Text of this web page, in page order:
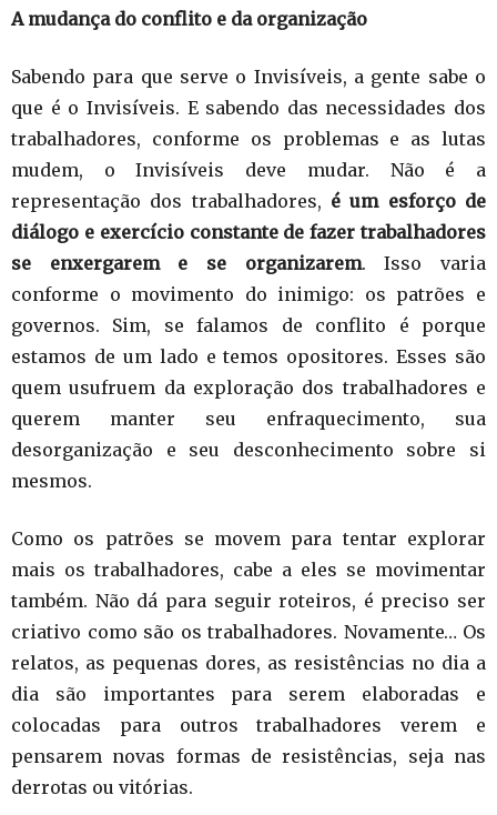
A mudança do conflito e da organização
Sabendo para que serve o Invisíveis, a gente sabe o
que é o Invisíveis. E sabendo das necessidades dos
trabalhadores, conforme os problemas e as lutas
mudem, o Invisíveis deve mudar. Não é a
representação dos trabalhadores, é um esforço de
diálogo e exercício constante de fazer trabalhadores
se enxergarem e se organizarem. Isso varia
conforme o movimento do inimigo: os patrões e
governos. Sim, se falamos de conflito é porque
estamos de um lado e temos opositores. Esses são
quem usufruem da exploração dos trabalhadores e
querem manter seu enfraquecimento, sua
desorganização e seu desconhecimento sobre si
mesmos.
Como os patrões se movem para tentar explorar
mais os trabalhadores, cabe a eles se movimentar
também. Não dá para seguir roteiros, é preciso ser
criativo como são os trabalhadores. Novamente… Os
relatos, as pequenas dores, as resistências no dia a
dia são importantes para serem elaboradas e
colocadas para outros trabalhadores verem e
pensarem novas formas de resistências, seja nas
derrotas ou vitórias.